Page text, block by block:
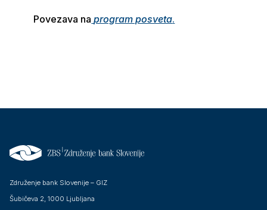
Povezava na program posveta.
Združenje bank Slovenije – GIZ
Šubičeva 2, 1000 Ljubljana